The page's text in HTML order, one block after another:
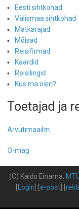
Eesti sihtkohad
Välismaa sihtkohad
Matkarajad
Mõisad
Reisifirmad
Kaardid
Reisilingid
Kus ma olen?
Toetajad ja
Arvutimaailm
O-mag
(C) Kaido Einama,
Login e-post] [